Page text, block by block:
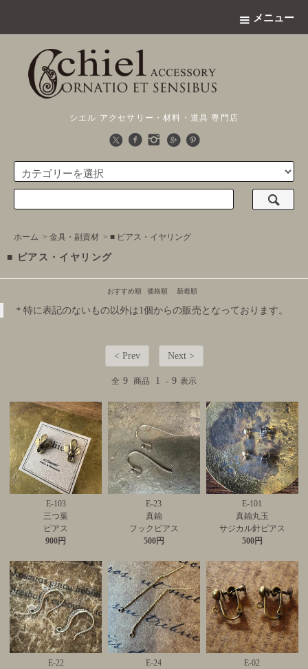
メニュー
シエル アクセサリー・材料・道具 専門店
ホーム > 金具・副資材 > ■ ピアス・イヤリング
■ ピアス・イヤリング
おすすめ順 価格順 新着順
＊特に表記のないもの以外は1個からの販売となっております。
< Prev Next >
全 9 商品 1 - 9 表示
E-103
三つ葉
ピアス
900円
E-23
真鍮
フックピアス
500円
E-101
真鍮丸玉
サジカル針ピアス
500円
E-22
E-24
E-02